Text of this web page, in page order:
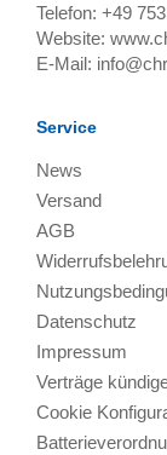
Telefon: +49
Website:
E-Mail:
Service
News
Versand
AGB
Datenschutz
Impressum
Verträge
Cookie